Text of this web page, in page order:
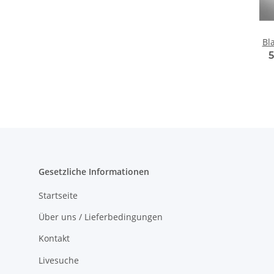
Gesetzliche Informationen
Startseite
Über uns / Lieferbedingungen
Kontakt
Livesuche